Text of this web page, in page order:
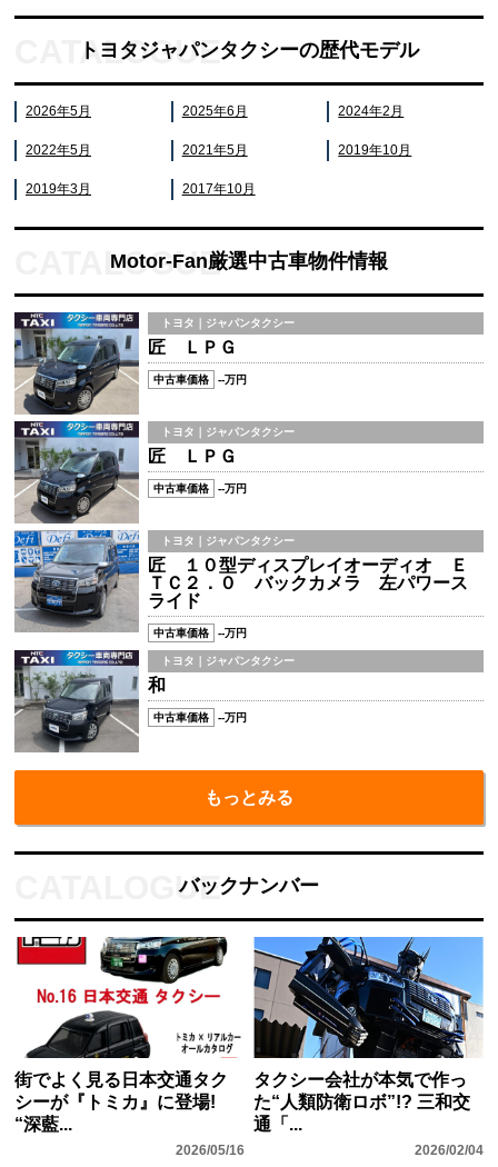
トヨタジャパンタクシーの歴代モデル
2026年5月 2025年6月 2024年2月
2022年5月 2021年5月 2019年10月
2019年3月 2017年10月
Motor-Fan厳選中古車物件情報
トヨタ｜ジャパンタクシー
匠 ＬＰＧ
中古車価格 --万円
トヨタ｜ジャパンタクシー
匠 ＬＰＧ
中古車価格 --万円
トヨタ｜ジャパンタクシー
匠 １０型ディスプレイオーディオ Ｅ
ＴＣ２．０ バックカメラ 左パワース
ライド
中古車価格 --万円
トヨタ｜ジャパンタクシー
和
中古車価格 --万円
もっとみる
バックナンバー
街でよく見る日本交通タク
シーが『トミカ』に登場!
“深藍...
2026/05/16
タクシー会社が本気で作っ
た“人類防衛ロボ”!? 三和交
通「...
2026/02/04